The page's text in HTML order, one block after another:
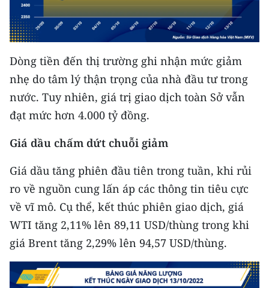
Video
Media Chính trị
Media Kinh tế
Media Văn hóa
Media Xã hội
Media Pháp luật
Media Du lịch
Media Thế giới
Media Thể thao
Media Giáo dục
Media Y tế
Dòng tiền đến thị trường ghi nhận mức giảm
nhẹ do tâm lý thận trọng của nhà đầu tư trong
nước. Tuy nhiên, giá trị giao dịch toàn Sở vẫn
đạt mức hơn 4.000 tỷ đồng.
Giá dầu chấm dứt chuỗi giảm
Giá dầu tăng phiên đầu tiên trong tuần, khi rủi
ro về nguồn cung lấn áp các thông tin tiêu cực
về vĩ mô. Cụ thể, kết thúc phiên giao dịch, giá
WTI tăng 2,11% lên 89,11 USD/thùng trong khi
giá Brent tăng 2,29% lên 94,57 USD/thùng.